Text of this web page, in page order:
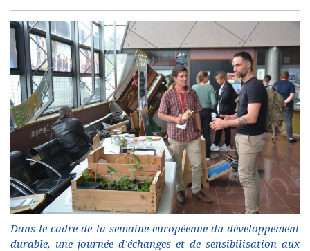
Dans le cadre de la semaine européenne du développement
durable, une journée d’échanges et de sensibilisation aux